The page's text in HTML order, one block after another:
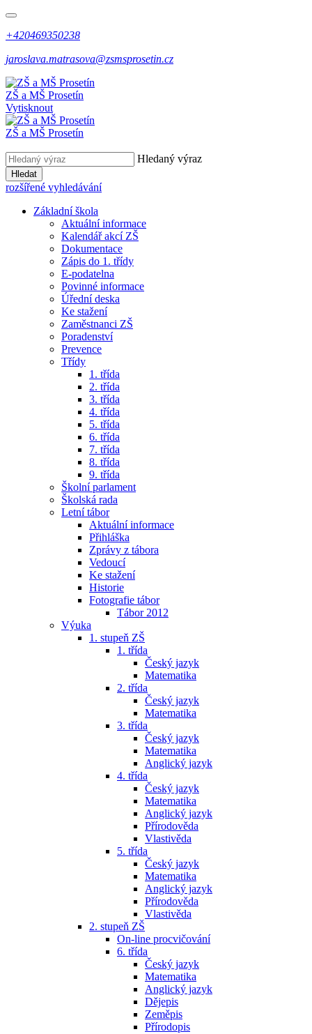
+420469350238
jaroslava.matrasova@zsmsprosetin.cz
ZŠ a MŠ Prosetín
Vytisknout
ZŠ a MŠ Prosetín
Hledaný výraz
Hledat
rozšířené vyhledávání
Základní škola
Aktuální informace
Kalendář akcí ZŠ
Dokumentace
Zápis do 1. třídy
E-podatelna
Povinné informace
Úřední deska
Ke stažení
Zaměstnanci ZŠ
Poradenství
Prevence
Třídy
1. třída
2. třída
3. třída
4. třída
5. třída
6. třída
7. třída
8. třída
9. třída
Školní parlament
Školská rada
Letní tábor
Aktuální informace
Přihláška
Zprávy z tábora
Vedoucí
Ke stažení
Historie
Fotografie tábor
Tábor 2012
Výuka
1. stupeň ZŠ
1. třída
Český jazyk
Matematika
2. třída
Český jazyk
Matematika
3. třída
Český jazyk
Matematika
Anglický jazyk
4. třída
Český jazyk
Matematika
Anglický jazyk
Přírodověda
Vlastivěda
5. třída
Český jazyk
Matematika
Anglický jazyk
Přírodověda
Vlastivěda
2. stupeň ZŠ
On-line procvičování
6. třída
Český jazyk
Matematika
Anglický jazyk
Dějepis
Zeměpis
Přírodopis